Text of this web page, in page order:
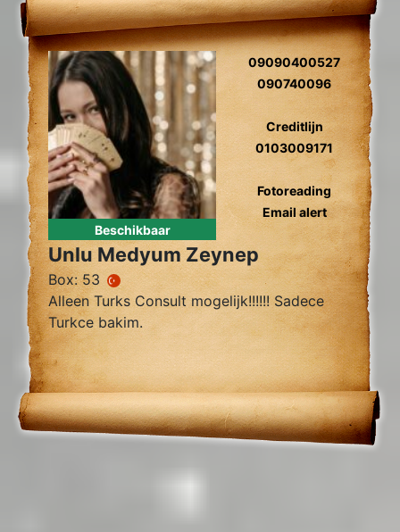
Beschikbaar
09090400527
090740096
Creditlijn
0103009171
Fotoreading
Email alert
Unlu Medyum Zeynep
Box: 53
Alleen Turks Consult mogelijk!!!!!! Sadece
Turkce bakim.